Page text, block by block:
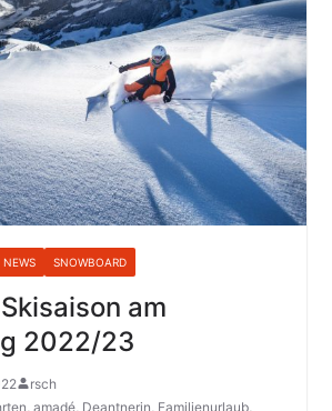
NEWS SNOWBOARD
am
2022/23
rsch
, amadé, Deantnerin, Familienurlaub,